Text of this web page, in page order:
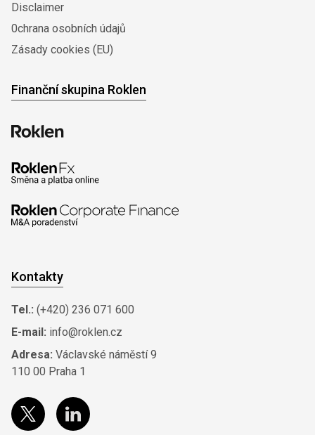
Disclaimer
0chrana osobních údajů
Zásady cookies (EU)
Finanční skupina Roklen
Kontakty
Tel.: (+420) 236 071 600
E-mail: info@roklen.cz
Adresa: Václavské náměstí 9
110 00 Praha 1